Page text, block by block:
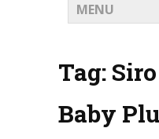
MENU
Tag:
Baby